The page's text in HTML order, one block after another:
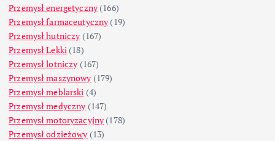
Przemysł energetyczny (166)
Przemysł farmaceutyczny (19)
Przemysł hutniczy (167)
Przemysł Lekki (18)
Przemysł lotniczy (167)
Przemysł maszynowy (179)
Przemysł meblarski (4)
Przemysł medyczny (147)
Przemysł motoryzacyjny (178)
Przemysł odzieżowy (13)